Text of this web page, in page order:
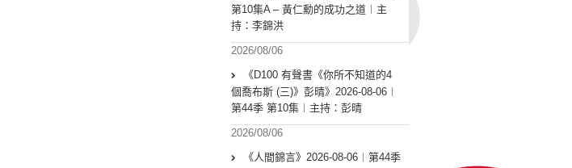
第10集A – 黃仁勳的成功之道︱主
持：李錦洪
2026/08/06
《D100 有聲書《你所不知道的4
個喬布斯 (三)》彭晴》2026-08-06︱
第44季 第10集︱主持：彭晴
2026/08/06
《人間錦言》2026-08-06︱第44季